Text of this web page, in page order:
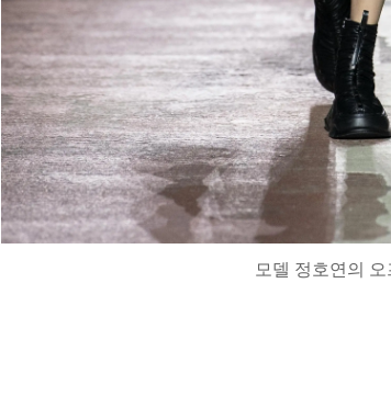
모델 정호연의 오